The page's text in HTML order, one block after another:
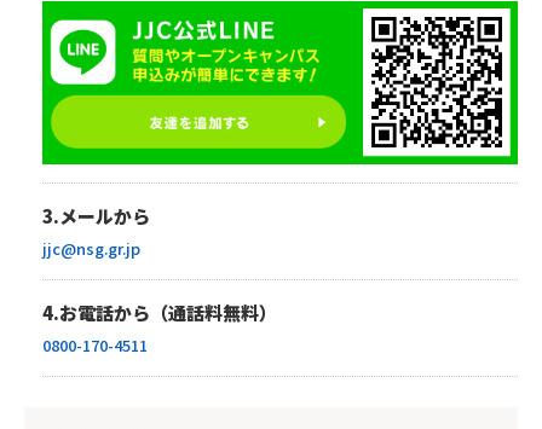
3.メールから
jjc@nsg.gr.jp
4.お電話から（通話料無料）
0800-170-4511